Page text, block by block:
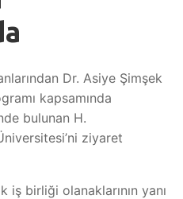
Dr. Asiye Şimşek
kapsamında
bulunan H.
ziyaret
birliği olanaklarının yanı